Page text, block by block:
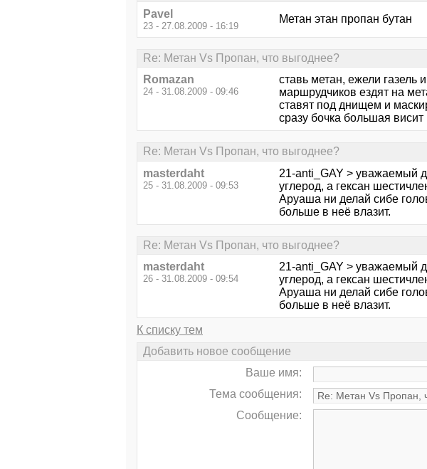
Pavel
23 - 27.08.2009 - 16:19
Метан этан пропан бутан
Re: Метан Vs Пропан, что выгоднее?
Romazan
24 - 31.08.2009 - 09:46
ставь метан, ежели газель
маршрудчиков ездят на
ставят под днищем и
сразу бочка большая
Re: Метан Vs Пропан, что выгоднее?
masterdaht
25 - 31.08.2009 - 09:53
21-anti_GAY > уважаемый
углерод, а гексан
Аруаша ни делай сибе
больше в неё влазит.
Re: Метан Vs Пропан, что выгоднее?
masterdaht
26 - 31.08.2009 - 09:54
21-anti_GAY > уважаемый
углерод, а гексан
Аруаша ни делай сибе
больше в неё влазит.
К списку тем
Добавить новое сообщение
Ваше имя:
Тема сообщения:
Сообщение: